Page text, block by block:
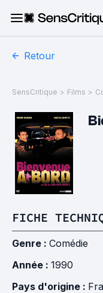
Retour
SensCritique > Films >
FICHE
Genre : Comédie
Année : 1990
Pays d'origine :